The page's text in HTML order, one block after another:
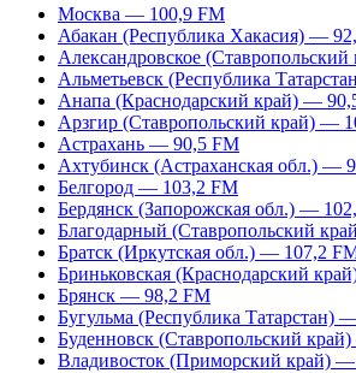
Москва — 100,9 FM
Абакан (Республика Хакасия) —
Александровское
Альметьевск (Республика
Анапа (Краснодарский край) —
Арзгир (Ставропольский край) —
Астрахань — 90,5 FM
Ахтубинск (Астраханская обл.) —
Белгород — 103,2 FM
Бердянск (Запорожская обл.) —
Благодарный (Ставропольский
Братск (Иркутская обл.) — 107,2
Бриньковская (Краснодарский
Брянск — 98,2 FM
Бугульма (Республика Татарстан)
Буденновск (Ставропольский
Владивосток (Приморский край)